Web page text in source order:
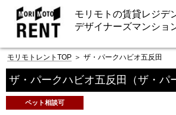
モリモトの賃貸レジデ
デザイナーズマンショ
モリモトレントTOP ＞ ザ・パークハビオ五反田
ザ・パークハビオ五反田 （ザ・
ペット相談可